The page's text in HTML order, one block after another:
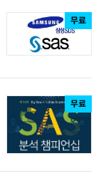
무료
무료